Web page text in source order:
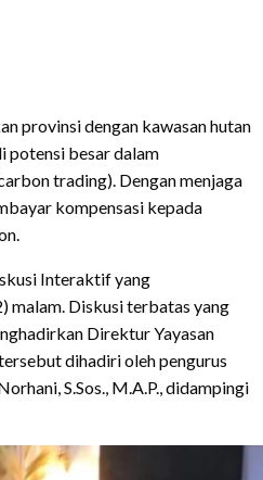
provinsi dengan kawasan hutan
potensi besar dalam
trading). Dengan menjaga
kompensasi kepada
Interaktif yang
malam. Diskusi terbatas yang
Direktur Yayasan
dihadiri oleh pengurus
S.Sos., M.A.P., didampingi